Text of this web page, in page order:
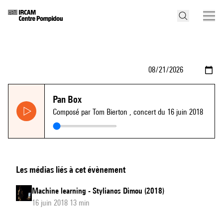
Pan Box
Composé par Tom Bierton , concert du 16 juin 2018
Les médias liés à cet évènement
Machine learning - Stylianos Dimou (2018)
16 juin 2018 13 min